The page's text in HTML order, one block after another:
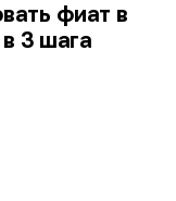
фиат в
3 шага